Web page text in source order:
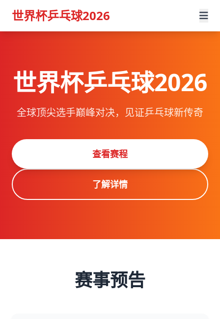
世界杯乒乓球2026
世界杯乒乓球2026
全球顶尖选手巅峰对决，见证乒乓球新传奇
查看赛程
了解详情
赛事预告